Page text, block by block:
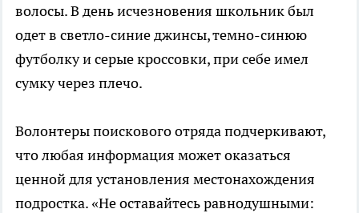
волосы. В день исчезновения школьник был
одет в светло-синие джинсы, темно-синюю
футболку и серые кроссовки, при себе имел
сумку через плечо.
Волонтеры поискового отряда подчеркивают,
что любая информация может оказаться
ценной для установления местонахождения
подростка. «Не оставайтесь равнодушными: